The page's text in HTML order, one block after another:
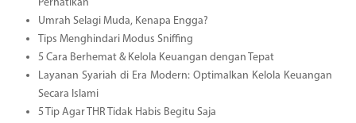
Perhatikan
Umrah Selagi Muda, Kenapa Engga?
Tips Menghindari Modus Sniffing
5 Cara Berhemat & Kelola Keuangan dengan Tepat
Layanan Syariah di Era Modern: Optimalkan Kelola Keuangan
Secara Islami
5 Tip Agar THR Tidak Habis Begitu Saja